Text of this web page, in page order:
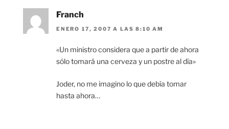
Franch
ENERO 17, 2007 A LAS 8:10 AM
«Un ministro considera que a partir de ahora
sólo tomará una cerveza y un postre al día»
Joder, no me imagino lo que debía tomar
hasta ahora…